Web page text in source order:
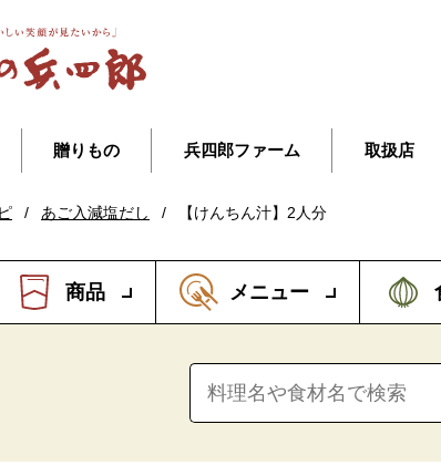
贈りもの 兵四郎ファーム 取扱店
/ あご入減塩だし / 【けんちん汁】2人分
商品 メニュー